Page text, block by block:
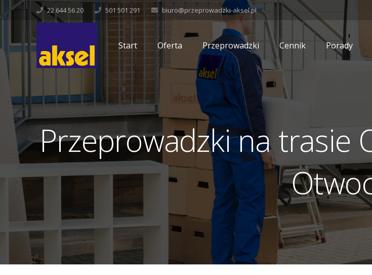
22 644 56 20 501 501 291 biuro@przeprowadzki-aksel.pl
Start Oferta Przeprowadzki Cennik Porady
Przeprowadzki na trasie